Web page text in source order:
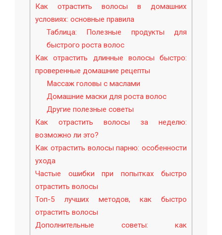
Как отрастить волосы в домашних
условиях: основные правила
Таблица: Полезные продукты для
быстрого роста волос
Как отрастить длинные волосы быстро:
проверенные домашние рецепты
Массаж головы с маслами
Домашние маски для роста волос
Другие полезные советы
Как отрастить волосы за неделю:
возможно ли это?
Как отрастить волосы парню: особенности
ухода
Частые ошибки при попытках быстро
отрастить волосы
Топ-5 лучших методов, как быстро
отрастить волосы
Дополнительные советы: как